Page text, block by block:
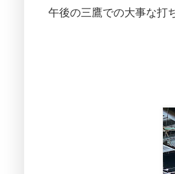
午後の三鷹での大事な打